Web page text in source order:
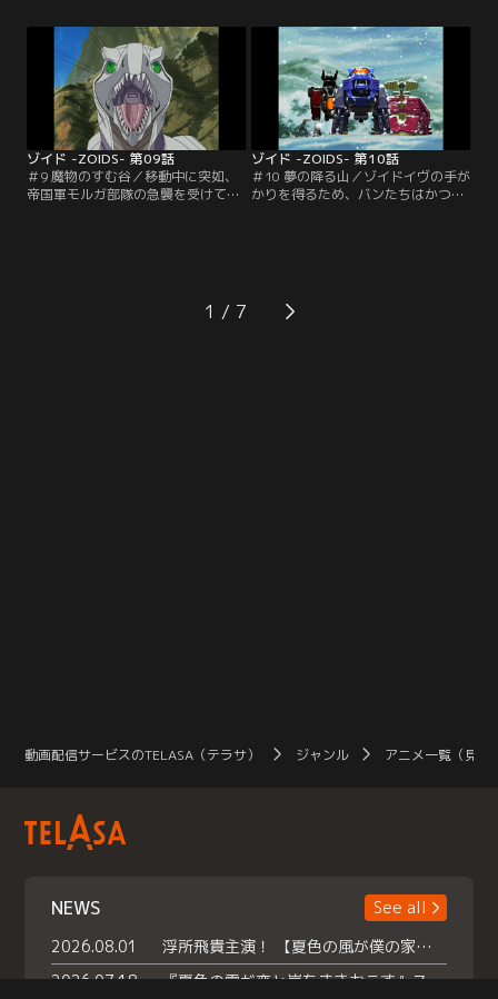
和国、帝国が互いに睨みをきかせる
最前線、レッドリバーをはさみ、長
い停戦を破らんと着々と進軍の準備
を進める帝国軍摂政、プロイツェン
から前線基地を守り抜くため…。
【提供：バンダイチャンネル】
後、一行は城壁に囲まれた砂漠の
街、サンドコロニーにたどり着く。
市場をのぞいて旅の準備をしなが
ら、つかの間の休息を楽しむ一行。
【提供：バンダイチャンネル】
ゾイド -ZOIDS- 第09話
＃9 魔物のすむ谷／移動中に突如、
帝国軍モルガ部隊の急襲を受けてし
いきり狂っていることに気付く。そ
の原因は、何の前触れもなく発生し
ゾイド -ZOIDS- 第10話
＃10 夢の降る山／ゾイドイヴの手が
かりを得るため、バンたちはかつて
ろうとしないディに、バンとアーバ
インはすっかり翻弄され…。【提
1
動画配信サービスのTELASA（テラサ） ジャンル アニメ一覧（見放
NEWS
See all
2026.08.01
浮所飛貴主演！ 【夏色の風が僕の家にやってきた】 本日よりテラサで独占配信スタート！
2026.07.18
『夏色の雲が恋と嵐をまきおこす』スペシャルメイキング 【Part1】2026年７月18日（土）23時30分～配信スタート！話題のシーンの裏側を大公開！豪華キャスト大集合！ 『武宮家 真夏の家族会議』開催！